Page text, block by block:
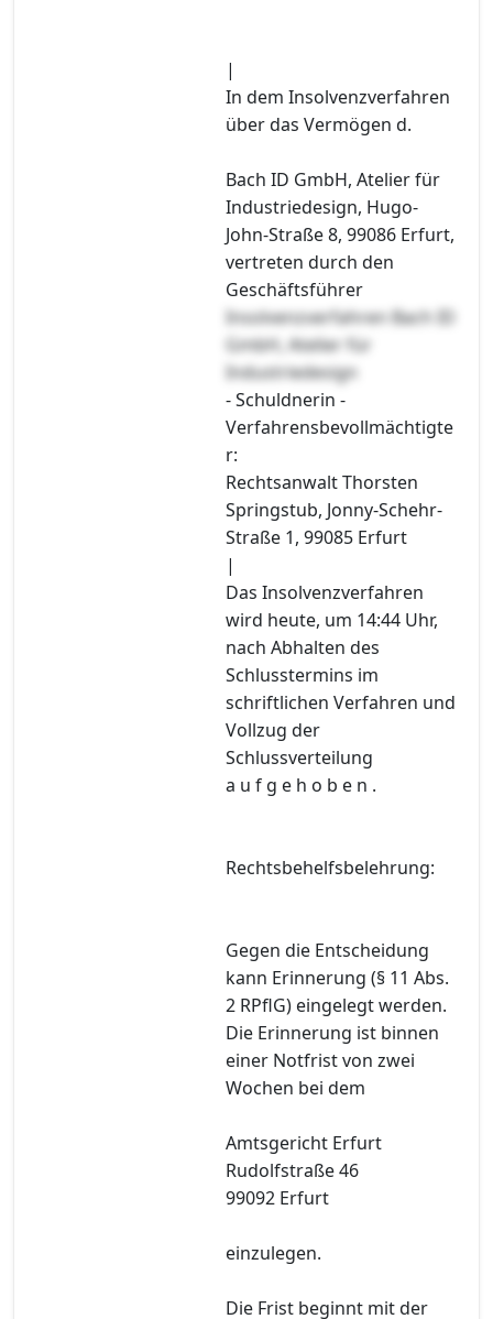
|
In dem Insolvenzverfahren
über das Vermögen d.
Bach ID GmbH, Atelier für
Industriedesign, Hugo-
John-Straße 8, 99086 Erfurt,
vertreten durch den
Geschäftsführer
Insolvenzverfahren Bach ID
GmbH, Atelier für
Industriedesign
- Schuldnerin -
Verfahrensbevollmächtigte
r:
Rechtsanwalt Thorsten
Springstub, Jonny-Schehr-
Straße 1, 99085 Erfurt
|
Das Insolvenzverfahren
wird heute, um 14:44 Uhr,
nach Abhalten des
Schlusstermins im
schriftlichen Verfahren und
Vollzug der
Schlussverteilung
a u f g e h o b e n .
Rechtsbehelfsbelehrung:
Gegen die Entscheidung
kann Erinnerung (§ 11 Abs.
2 RPflG) eingelegt werden.
Die Erinnerung ist binnen
einer Notfrist von zwei
Wochen bei dem
Amtsgericht Erfurt
Rudolfstraße 46
99092 Erfurt
einzulegen.
Die Frist beginnt mit der